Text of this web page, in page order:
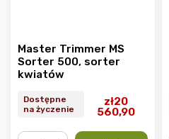
Master Trimmer MS
Sorter 500, sorter
kwiatów
Dostępne
na życzenie
zł20
560,90